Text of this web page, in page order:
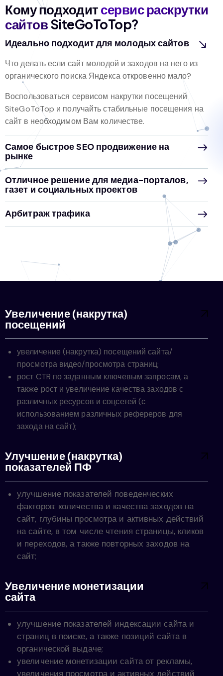
Кому подходитсервис раскрутки
сайтовSiteGoToTop?
Идеально подходит для молодых сайтов
Что делать если сайт молодой и заходов на него из
органического поиска Яндекса откровенно мало?
Воспользоваться сервисом накрутки посещений
SiteGoToTop и получайть стабильные посещения на
сайт в необходимом Вам количестве.
Самое быстрое SEO продвижение на
рынке
Отличное решение для медиа-порталов,
газет и социальных проектов
Арбитраж трафика
Увеличение (накрутка)
посещений
увеличение (накрутка) посещений сайта/
просмотра видео/просмотра страниц;
рост CTR по заданным ключевым запросам, а
также рост и увеличение качества заходов с
различных ресурсов и соцсетей (с
использованием различных рефереров для
захода на сайт);
Улучшение (накрутка)
показателей ПФ
улучшение показателей поведенческих
факторов: количества и качества заходов на
сайт, глубины просмотра и активных действий
на сайте, в том числе чтения страницы, кликов
и переходов, а также повторных заходов на
сайт;
Увеличение монетизации
сайта
улучшение показателей индексации сайта и
страниц в поиске, а также позиций сайта в
органической выдаче;
увеличение монетизации сайта от рекламы,
увеличения просмотра и активных действий